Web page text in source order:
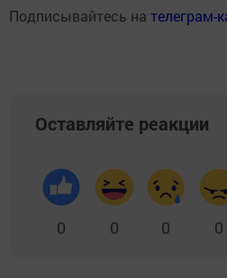
Подписывайтесь на телеграм-
Оставляйте реакции
0 0 0 0